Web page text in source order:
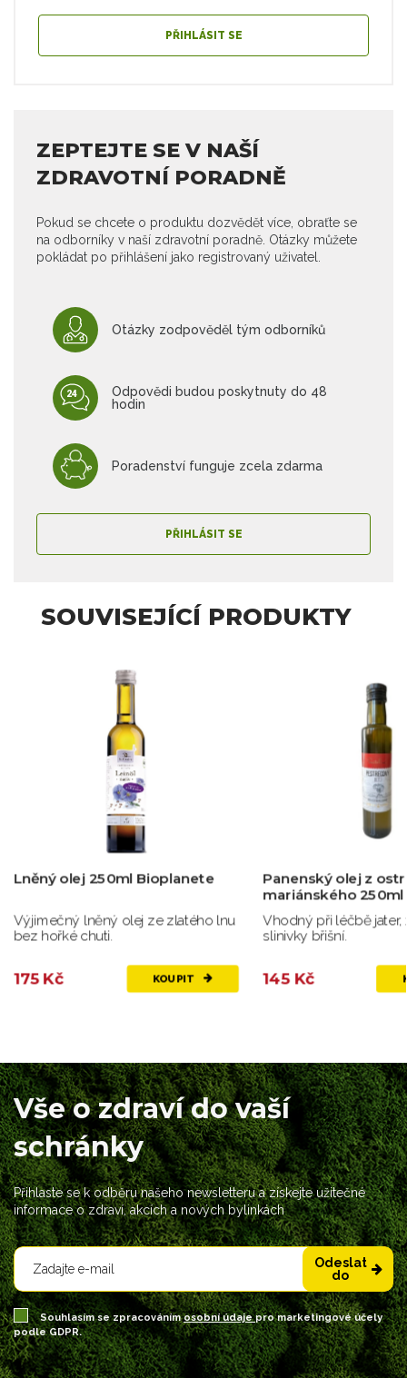
PŘIHLÁSIT SE
ZEPTEJTE SE V NAŠÍ
ZDRAVOTNÍ PORADNĚ
Pokud se chcete o produktu dozvědět více, obraťte se
na odborníky v naší zdravotní poradně. Otázky můžete
pokládat po přihlášení jako registrovaný uživatel.
Otázky zodpověděl tým odborníků
Odpovědi budou poskytnuty do 48
hodin
Poradenství funguje zcela zdarma
PŘIHLÁSIT SE
SOUVISEJÍCÍ PRODUKTY
Lněný olej 250ml Bioplanete
Výjimečný lněný olej ze zlatého lnu
bez hořké chuti.
175 Kč KOUPIT
Panenský olej z
mariánského 250ml
Vhodný při léčbě jater,
slinivky břišní.
145 Kč
Vše o zdraví do vaší
schránky
Přihlaste se k odběru našeho newsletteru a získejte užitečné
informace o zdraví, akcích a nových bylinkách
Odeslat
do
Souhlasím se zpracovánímosobní údajepro marketingové účely
podle GDPR.